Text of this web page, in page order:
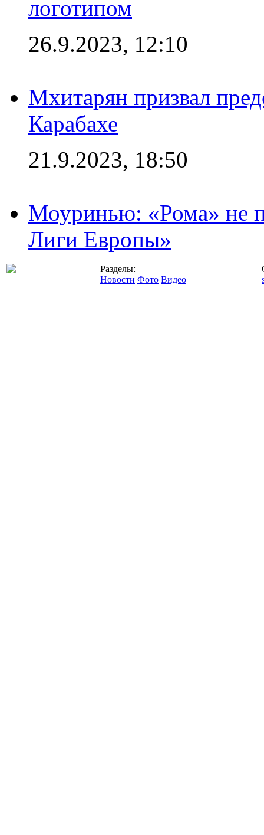
логотипом
26.9.2023, 12:10
Мхитарян призвал
Карабахе
21.9.2023, 18:50
Моуринью: «Рома» не
Лиги Европы»
Разделы:
Новости Фото Видео